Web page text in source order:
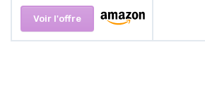
Voir l'offre